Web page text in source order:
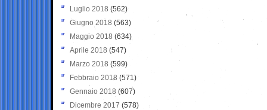
Luglio 2018 (562)
Giugno 2018 (563)
Maggio 2018 (634)
Aprile 2018 (547)
Marzo 2018 (599)
Febbraio 2018 (571)
Gennaio 2018 (607)
Dicembre 2017 (578)